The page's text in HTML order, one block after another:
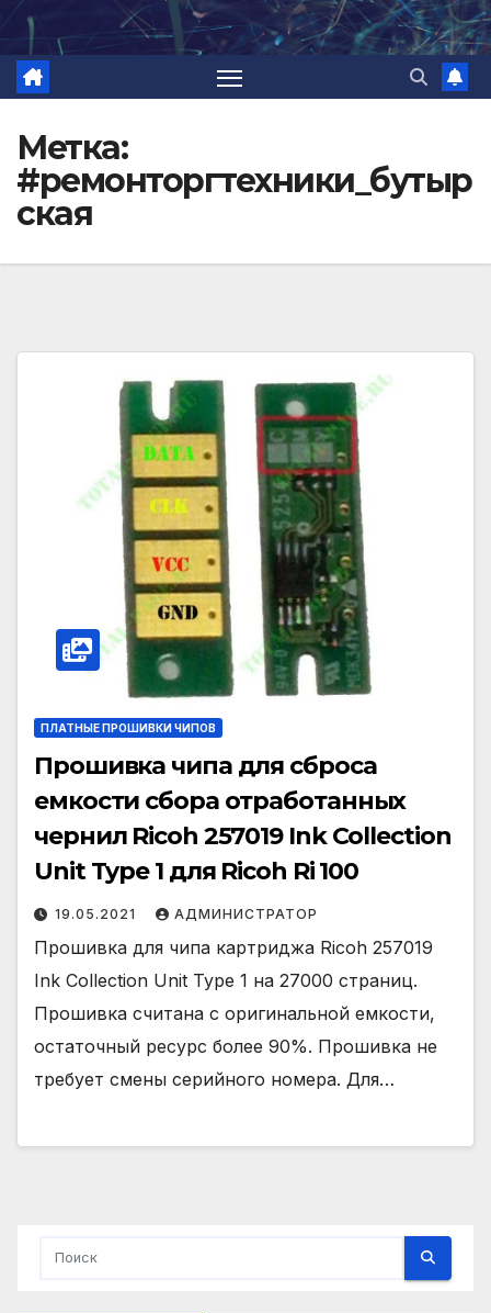
Перейти
содержимому
Метка:
#ремонторгтехники_бутыр
ская
ПЛАТНЫЕ ПРОШИВКИ ЧИПОВ
Прошивка чипа для сброса
емкости сбора отработанных
чернил Ricoh 257019 Ink Collection
Unit Type 1 для Ricoh Ri 100
19.05.2021 АДМИНИСТРАТОР
Прошивка для чипа картриджа Ricoh 257019
Ink Collection Unit Type 1 на 27000 страниц.
Прошивка считана с оригинальной емкости,
остаточный ресурс более 90%. Прошивка не
требует смены серийного номера. Для…